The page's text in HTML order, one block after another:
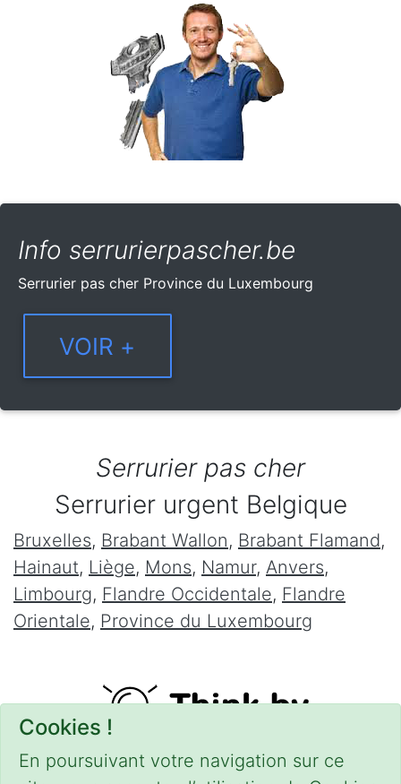
Cookies !
En poursuivant votre navigation sur ce
Info serrurierpascher.be
Serrurier pas cher Province du Luxembourg
Serrurier pas cher
Serrurier urgent Belgique
Bruxelles, Brabant Wallon, Brabant Flamand,
Hainaut, Liège, Mons, Namur, Anvers,
Limbourg, Flandre Occidentale, Flandre
Orientale, Province du Luxembourg